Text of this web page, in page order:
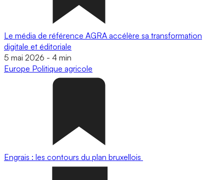
Le média de référence AGRA accélère sa transformation
digitale et éditoriale
5 mai 2026 - 4 min
Europe Politique agricole
Engrais : les contours du plan bruxellois